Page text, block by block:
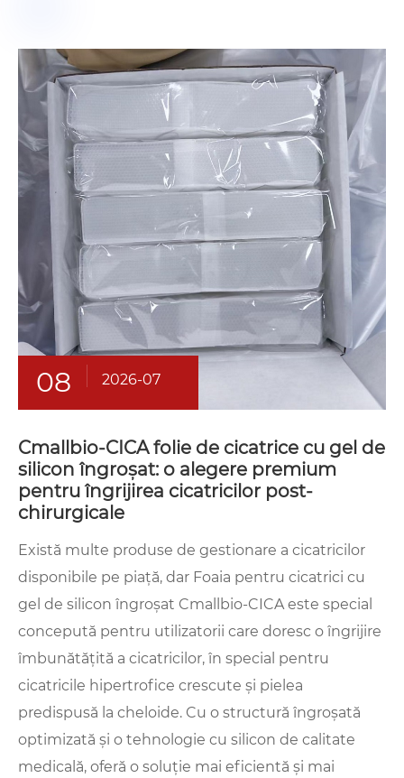
08 2026-07
Cmallbio-CICA folie de cicatrice cu gel de
silicon îngroșat: o alegere premium
pentru îngrijirea cicatricilor post-
chirurgicale
Există multe produse de gestionare a cicatricilor
disponibile pe piață, dar Foaia pentru cicatrici cu
gel de silicon îngroșat Cmallbio-CICA este special
concepută pentru utilizatorii care doresc o îngrijire
îmbunătățită a cicatricilor, în special pentru
cicatricile hipertrofice crescute și pielea
predispusă la cheloide. Cu o structură îngroșată
optimizată și o tehnologie cu silicon de calitate
medicală, oferă o soluție mai eficientă și mai